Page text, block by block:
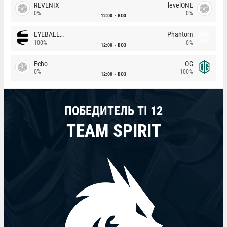
REVENIX
0% 12:00 BO3
levelONE
0%
EYEBALLERS
100% 12:00 BO3
Phantom
0%
Echo
0% 12:00 BO3
OG
100%
ПОБЕДИТЕЛЬ TI 12
TEAM SPIRIT